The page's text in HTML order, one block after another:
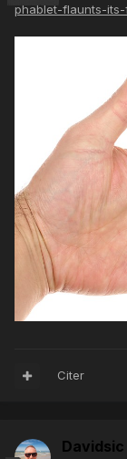
phablet-flaunts-
Citer
Davidsic